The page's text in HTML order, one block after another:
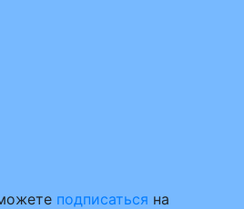
подписаться на